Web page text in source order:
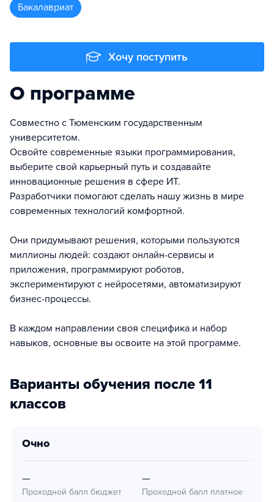
бакалавриат
Хочу поступить
О программе
Совместно с Тюменским государственным
университетом.
Освойте современные языки программирования,
выберите свой карьерный путь и создавайте
инновационные решения в сфере ИТ.
Разработчики помогают сделать нашу жизнь в мире
современных технологий комфортной.
Они придумывают решения, которыми пользуются
миллионы людей: создают онлайн-сервисы и
приложения, программируют роботов,
экспериментируют с нейросетями, автоматизируют
бизнес-процессы.
В каждом направлении своя специфика и набор
навыков, основные вы освоите на этой программе.
Варианты обучения после 11
классов
очно
—
Проходной балл бюджет
—
Проходной балл платное